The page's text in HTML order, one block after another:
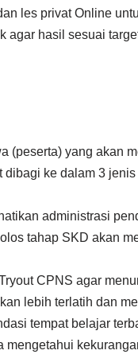
les privat Online
hasil sesuai
yang akan
ke dalam 3
administrasi
tahap SKD akan
CPNS agar
lebih terlatih dan
tempat belajar